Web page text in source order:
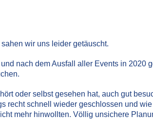
wir uns leider getäuscht.
nach dem Ausfall aller Events in 2020
oder selbst gesehen hat, auch gut
recht schnell wieder geschlossen und
mehr hinwollten. Völlig unsichere